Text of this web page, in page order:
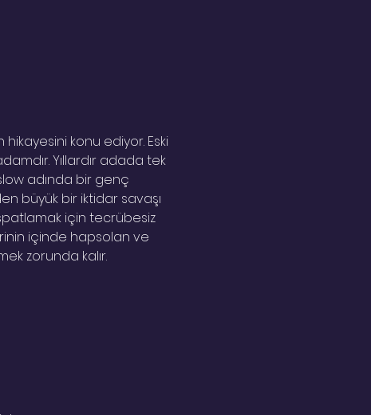
konu ediyor. Eski
Yıllardır adada tek
adında bir genç
büyük bir iktidar savaşı
için tecrübesiz
içinde hapsolan ve
zorunda kalır.